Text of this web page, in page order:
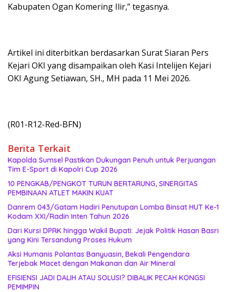
Kabupaten Ogan Komering Ilir,” tegasnya.
Artikel ini diterbitkan berdasarkan Surat Siaran Pers
Kejari OKI yang disampaikan oleh Kasi Intelijen Kejari
OKI Agung Setiawan, SH., MH pada 11 Mei 2026.
(R01-R12-Red-BFN)
Berita Terkait
Kapolda Sumsel Pastikan Dukungan Penuh untuk Perjuangan
Tim E-Sport di Kapolri Cup 2026
10 PENGKAB/PENGKOT TURUN BERTARUNG, SINERGITAS
PEMBINAAN ATLET MAKIN KUAT
Danrem 043/Gatam Hadiri Penutupan Lomba Binsat HUT Ke-1
Kodam XXI/Radin Inten Tahun 2026
Dari Kursi DPRK hingga Wakil Bupati: Jejak Politik Hasan Basri
yang Kini Tersandung Proses Hukum
Aksi Humanis Polantas Banyuasin, Bekali Pengendara
Terjebak Macet dengan Makanan dan Air Mineral
EFISIENSI JADI DALIH ATAU SOLUSI? DIBALIK PECAH KONGSI
PEMIMPIN